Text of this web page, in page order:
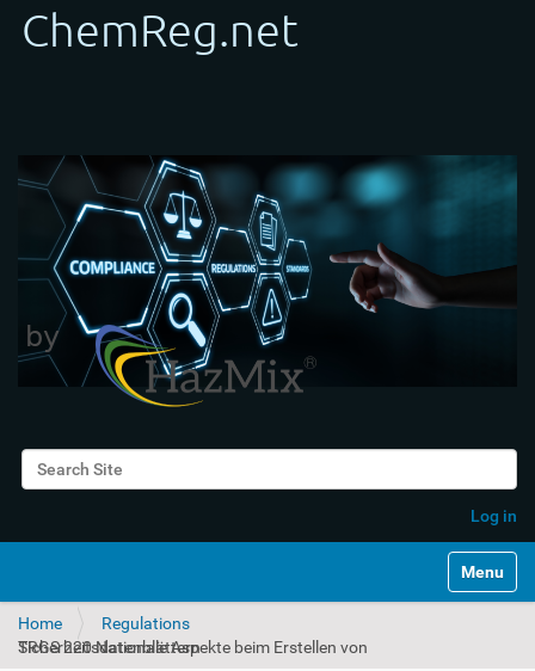
Search Site
Log in
Toggle
Home
Regulations
TRGS 220 Nationale Aspekte beim Erstellen von Sicherheitsdatenblättern